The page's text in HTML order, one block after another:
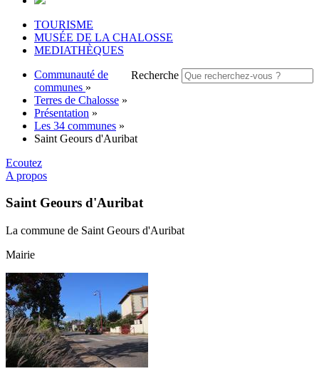
TOURISME
MUSÉE DE LA CHALOSSE
MEDIATHÈQUES
Recherche
Communauté de
communes »
Terres de Chalosse »
Présentation »
Les 34 communes »
Saint Geours d'Auribat
Ecoutez
A propos
Saint Geours d'Auribat
La commune de Saint Geours d'Auribat
Mairie